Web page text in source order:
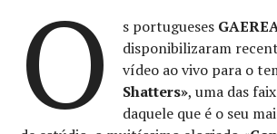
O s portugueses
disponibilizaram
vídeo ao vivo para o
Shatters», uma das
daquele que é o seu